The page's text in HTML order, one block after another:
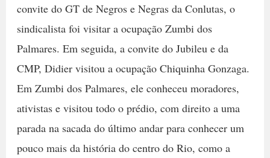
convite do GT de Negros e Negras da Conlutas, o
sindicalista foi visitar a ocupação Zumbi dos
Palmares. Em seguida, a convite do Jubileu e da
CMP, Didier visitou a ocupação Chiquinha Gonzaga.
Em Zumbi dos Palmares, ele conheceu moradores,
ativistas e visitou todo o prédio, com direito a uma
parada na sacada do último andar para conhecer um
pouco mais da história do centro do Rio, como a